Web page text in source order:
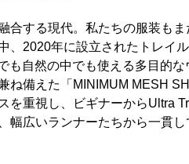
合する現代。私たちの服装も
、2020年に設立されたトレイ
も自然の中でも使える多目的
ね備えた「MINIMUM MESH
を重視し、ビギナーからUltra
幅広いランナーたちから一貫